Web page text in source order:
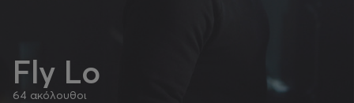
Fly Lo
64 ακόλουθοι